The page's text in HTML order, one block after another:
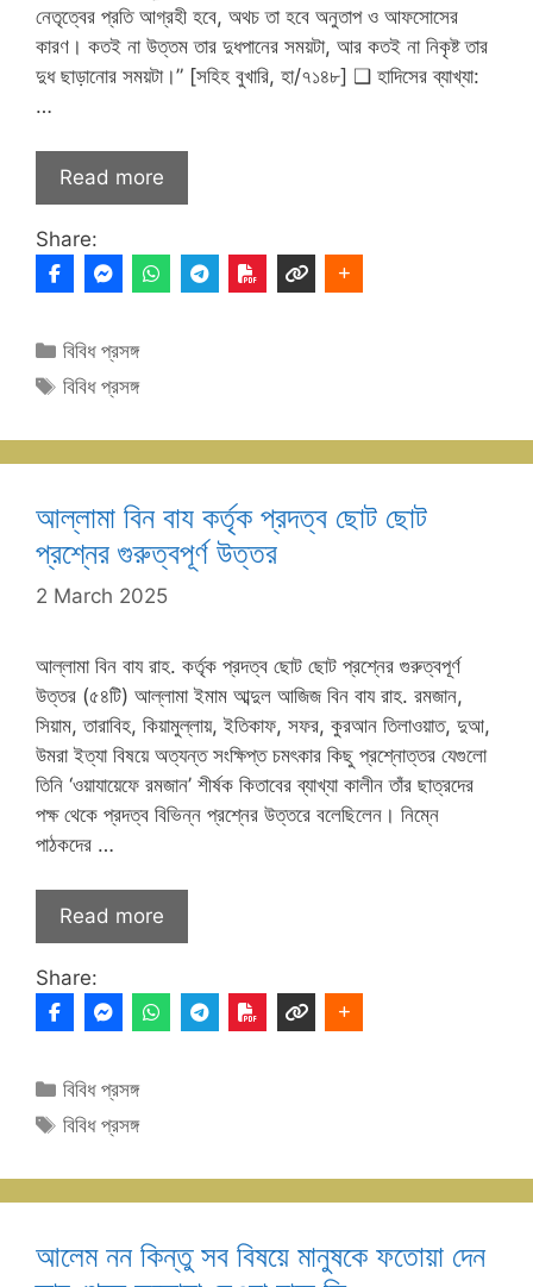
নেতৃত্বের প্রতি আগ্রহী হবে, অথচ তা হবে অনুতাপ ও আফসোসের
কারণ। কতই না উত্তম তার দুধপানের সময়টা, আর কতই না নিকৃষ্ট তার
দুধ ছাড়ানোর সময়টা।” [সহিহ বুখারি, হা/৭১৪৮] ❑ হাদিসের ব্যাখ্যা:
…
Read more
Share:
Categories
বিবিধ প্রসঙ্গ
Tags
বিবিধ প্রসঙ্গ
আল্লামা বিন বায কর্তৃক প্রদত্ব ছোট ছোট
প্রশ্নের গুরুত্বপূর্ণ উত্তর
2 March 2025
আল্লামা বিন বায রাহ. কর্তৃক প্রদত্ব ছোট ছোট প্রশ্নের গুরুত্বপূর্ণ
উত্তর (৫৪টি) আল্লামা ইমাম আব্দুল আজিজ বিন বায রাহ. রমজান,
সিয়াম, তারাবিহ, কিয়ামুল্লায়, ইতিকাফ, সফর, কুরআন তিলাওয়াত, দুআ,
উমরা ইত্যা বিষয়ে অত্যন্ত সংক্ষিপ্ত চমৎকার কিছু প্রশ্নোত্তর যেগুলো
তিনি ‘ওয়াযায়েফে রমজান’ শীর্ষক কিতাবের ব্যাখ্যা কালীন তাঁর ছাত্রদের
পক্ষ থেকে প্রদত্ব বিভিন্ন প্রশ্নের উত্তরে বলেছিলেন। নিম্নে
পাঠকদের …
Read more
Share:
Categories
বিবিধ প্রসঙ্গ
Tags
বিবিধ প্রসঙ্গ
আলেম নন কিন্তু সব বিষয়ে মানুষকে ফতোয়া দেন